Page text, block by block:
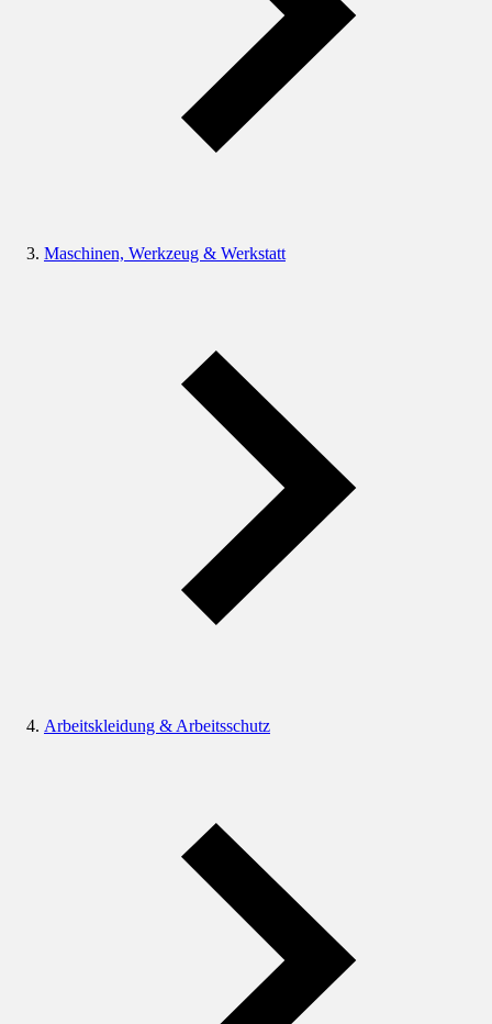
Maschinen, Werkzeug & Werkstatt
Arbeitskleidung & Arbeitsschutz